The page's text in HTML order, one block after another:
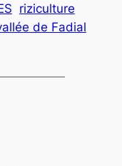
riziculture
de Fadial